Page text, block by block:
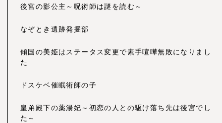
後宮の影公主～呪術師は謎を読む～
なぞとき遺跡発掘部
傾国の美姫はステータス変更で素手喧嘩無敗になりまし
た
ドスケベ催眠術師の子
皇弟殿下の薬湯妃～初恋の人との駆け落ち先は後宮でし
た～